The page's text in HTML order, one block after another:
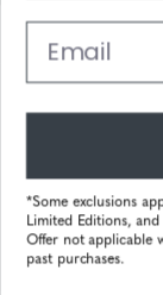
Email
*Some exclusions
Limited Editions,
Offer not applicable
past purchases.